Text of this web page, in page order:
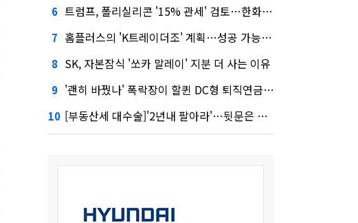
6 트럼프, 폴리실리콘 '15% 관세' 검토…한화큐셀·OCI 영향은?
7 홈플러스의 'K트레이더조' 계획…성공 가능성은 '글쎄'
8 SK, 자본잠식 '쏘카 말레이' 지분 더 사는 이유
9 '괜히 바꿨나' 폭락장이 할퀸 DC형 퇴직연금…전문가 조언은
10 [부동산세 대수술]'2년내 팔아라'…뒷문은 열었다